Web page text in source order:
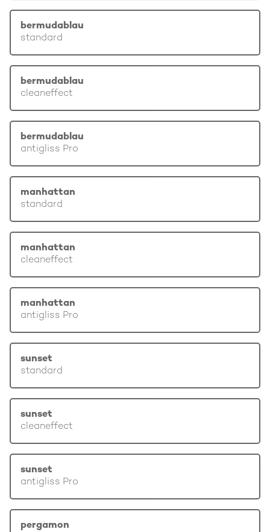
bermudablau
standard
bermudablau
cleaneffect
bermudablau
antigliss Pro
manhattan
standard
manhattan
cleaneffect
manhattan
antigliss Pro
sunset
standard
sunset
cleaneffect
sunset
antigliss Pro
pergamon